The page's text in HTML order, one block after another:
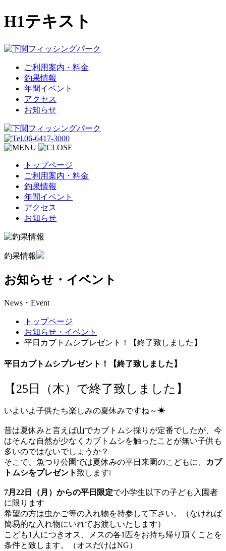
H1テキスト
ご利用案内・料金
釣果情報
年間イベント
アクセス
お知らせ
トップページ
ご利用案内・料金
釣果情報
年間イベント
アクセス
お知らせ
釣果情報
お知らせ・イベント
News・Event
トップページ
お知らせ・イベント
平日カブトムシプレゼント！【終了致しました】
平日カブトムシプレゼント！【終了致しました】
【25日（木）で終了致しました】
いよいよ子供たち楽しみの夏休みですね～☀
昔は夏休みと言えば山でカブトムシ採りが定番でしたが、今
はそんな自然が少なくカブトムシを触ったことが無い子供も
多いのではないでしょうか？
そこで、魚つり公園では夏休みの平日来園のこどもに、
カブ
トムシをプレゼント致します❕
7月22日（月）からの平日限定で小学生以下の子ども入園者
に限ります
希望の方は虫かご等の入れ物を持参して下さい。（なければ
簡易的な入れ物にいれてお渡しいたします）
こども1人につきオス、メスの各1匹をお持ち帰り頂くことを
条件と致します。（オスだけはNG）